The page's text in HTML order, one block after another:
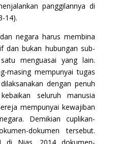
panggilannya di
14).
negara harus membina
dan bukan hubungan sub-
menguasai yang lain.
masing mempunyai tugas
dengan penuh
seluruh manusia
mempunyai kewajiban
Demikian cuplikan-
dokumen tersebut.